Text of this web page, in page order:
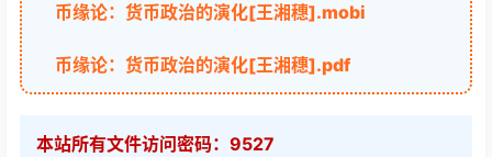
币缘论：货币政治的演化[王湘穗].mobi
币缘论：货币政治的演化[王湘穗].pdf
本站所有文件访问密码：9527